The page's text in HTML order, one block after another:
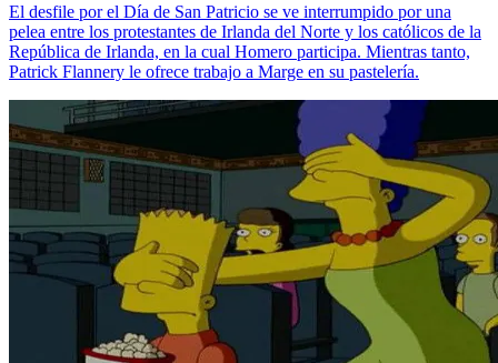
El desfile por el Día de San Patricio se ve interrumpido por una
pelea entre los protestantes de Irlanda del Norte y los católicos de la
República de Irlanda, en la cual Homero participa. Mientras tanto,
Patrick Flannery le ofrece trabajo a Marge en su pastelería.